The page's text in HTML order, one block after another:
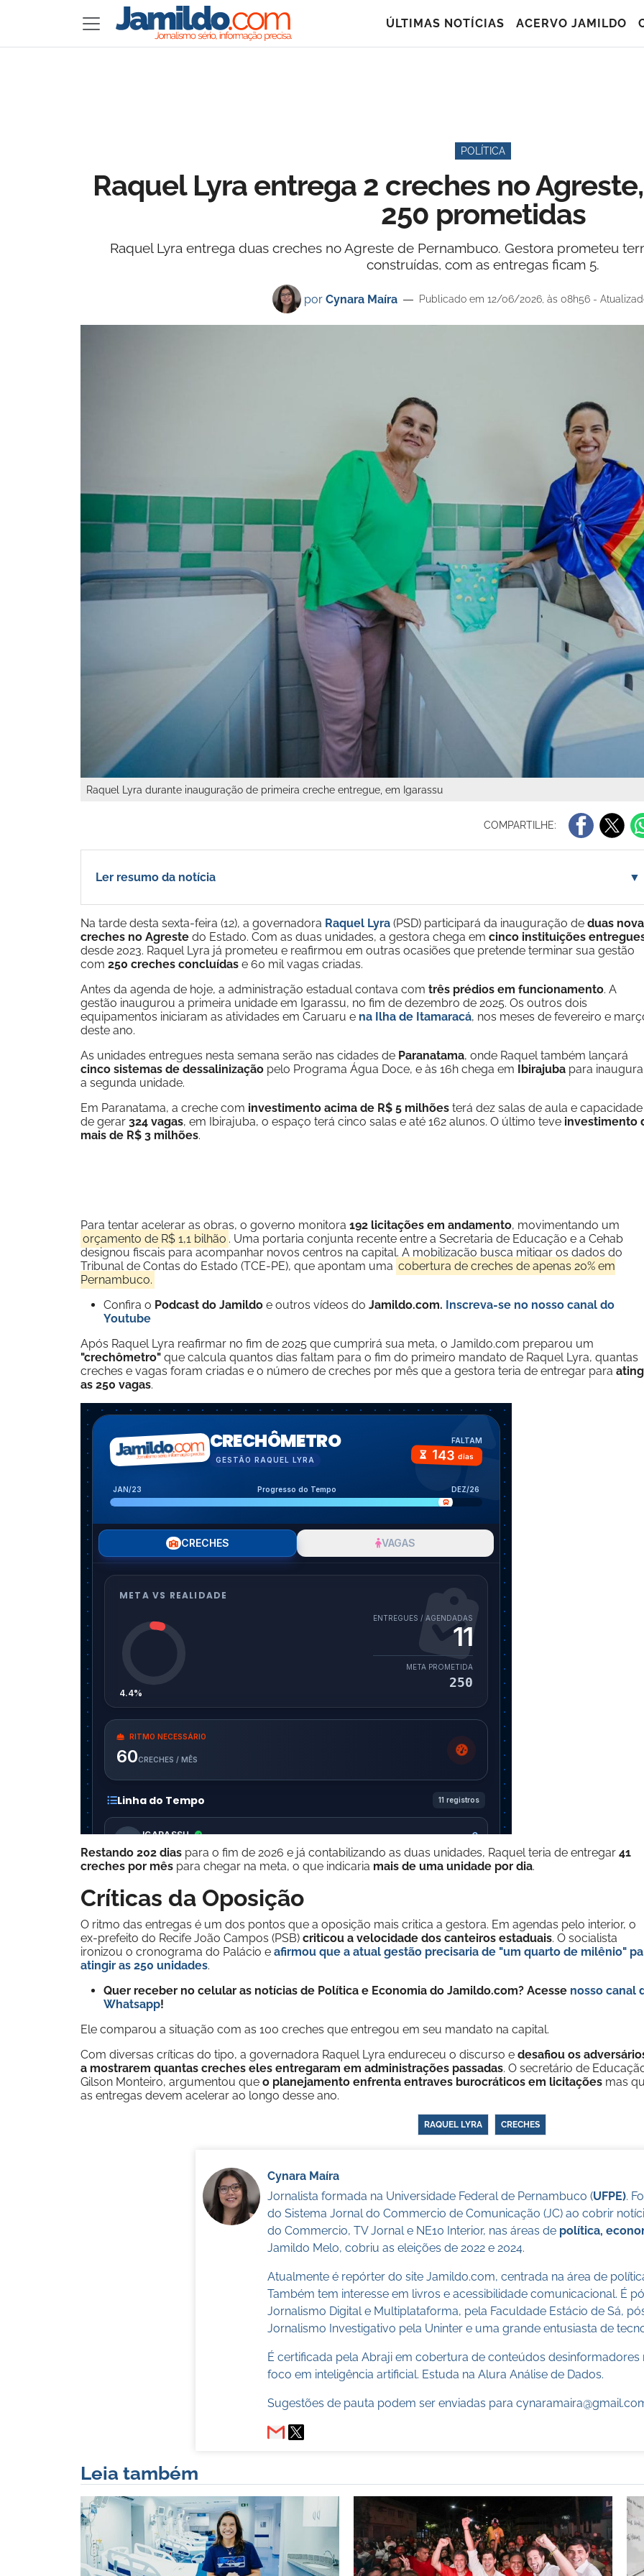
ÚLTIMAS NOTÍCIAS ACERVO JAMILDO
POLÍTICA
Raquel Lyra entrega 2 creches no
250 prometidas
Raquel Lyra entrega duas creches no Agreste de Pernambuco. Gestora prometeu
construídas, com as entregas ficam 5.
por Cynara Maíra Publicado em 12/06/2026, às 08h56 -
Raquel Lyra durante inauguração de primeira creche entregue, em Igarassu
COMPARTILHE:
Ler resumo da notícia ▼
Na tarde desta sexta-feira (12), a governadora Raquel Lyra (PSD) participará da inauguração de duas
creches no Agreste do Estado. Com as duas unidades, a gestora chega em cinco instituições
desde 2023. Raquel Lyra já prometeu e reafirmou em outras ocasiões que pretende terminar sua gestão
com 250 creches concluídas e 60 mil vagas criadas.
Antes da agenda de hoje, a administração estadual contava com três prédios em funcionamento. A
gestão inaugurou a primeira unidade em Igarassu, no fim de dezembro de 2025. Os outros dois
equipamentos iniciaram as atividades em Caruaru e na Ilha de Itamaracá, nos meses de fevereiro e
deste ano.
As unidades entregues nesta semana serão nas cidades de Paranatama, onde Raquel também lançará
cinco sistemas de dessalinização pelo Programa Água Doce, e às 16h chega em Ibirajuba para
a segunda unidade.
Em Paranatama, a creche com investimento acima de R$ 5 milhões terá dez salas de aula e capacidade
de gerar 324 vagas, em Ibirajuba, o espaço terá cinco salas e até 162 alunos. O último teve investimento
mais de R$ 3 milhões.
Para tentar acelerar as obras, o governo monitora 192 licitações em andamento, movimentando um
orçamento de R$ 1,1 bilhão . Uma portaria conjunta recente entre a Secretaria de Educação e a Cehab
designou fiscais para acompanhar novos centros na capital. A mobilização busca mitigar os dados do
Tribunal de Contas do Estado (TCE-PE), que apontam uma cobertura de creches de apenas 20% em
Pernambuco.
Confira o Podcast do Jamildo e outros vídeos do Jamildo.com. Inscreva-se no nosso canal do
Youtube
Após Raquel Lyra reafirmar no fim de 2025 que cumprirá sua meta, o Jamildo.com preparou um
"crechômetro" que calcula quantos dias faltam para o fim do primeiro mandato de Raquel Lyra, quantas
creches e vagas foram criadas e o número de creches por mês que a gestora teria de entregar para
as 250 vagas.
Restando 202 dias para o fim de 2026 e já contabilizando as duas unidades, Raquel teria de entregar 41
creches por mês para chegar na meta, o que indicaria mais de uma unidade por dia.
Críticas da Oposição
O ritmo das entregas é um dos pontos que a oposição mais critica a gestora. Em agendas pelo interior, o
ex-prefeito do Recife João Campos (PSB) criticou a velocidade dos canteiros estaduais. O socialista
ironizou o cronograma do Palácio e afirmou que a atual gestão precisaria de "um quarto de milênio"
atingir as 250 unidades.
Quer receber no celular as notícias de Política e Economia do Jamildo.com? Acesse nosso canal
Whatsapp!
Ele comparou a situação com as 100 creches que entregou em seu mandato na capital.
Com diversas críticas do tipo, a governadora Raquel Lyra endureceu o discurso e desafiou os
a mostrarem quantas creches eles entregaram em administrações passadas. O secretário de
Gilson Monteiro, argumentou que o planejamento enfrenta entraves burocráticos em licitações mas
as entregas devem acelerar ao longo desse ano.
RAQUEL LYRA CRECHES
Cynara Maíra
Jornalista formada na Universidade Federal de Pernambuco (UFPE).
do Sistema Jornal do Commercio de Comunicação (JC) ao cobrir
do Commercio, TV Jornal e NE10 Interior, nas áreas de política,
Jamildo Melo, cobriu as eleições de 2022 e 2024.
Atualmente é repórter do site Jamildo.com, centrada na área de
Também tem interesse em livros e acessibilidade comunicacional. É
Jornalismo Digital e Multiplataforma, pela Faculdade Estácio de Sá,
Jornalismo Investigativo pela Uninter e uma grande entusiasta de
É certificada pela Abraji em cobertura de conteúdos desinformadores
foco em inteligência artificial. Estuda na Alura Análise de Dados.
Sugestões de pauta podem ser enviadas para
Leia também